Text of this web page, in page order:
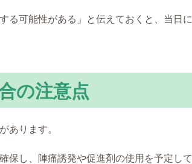
可能性がある」と伝えておくと、当日
の注意点
あります。
保し、陣痛誘発や促進剤の使用を予定し